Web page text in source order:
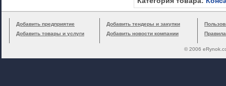
Добавить предприятие
Добавить товары и услуги
Добавить тендеры и закупки
Добавить новости компании
© 2006